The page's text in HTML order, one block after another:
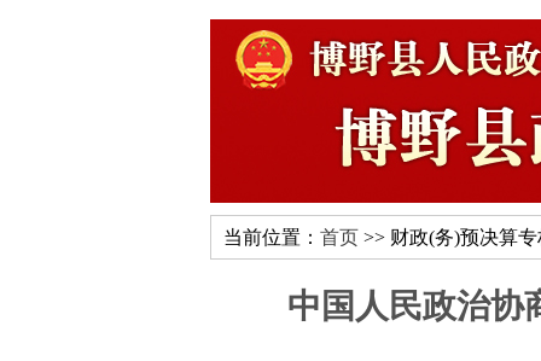
当前位置： 首页 >> 财政(务)预决算专
中国人民政治协